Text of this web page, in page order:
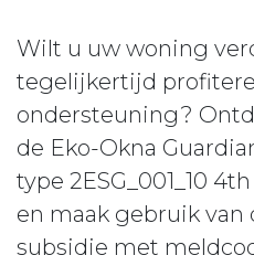
Wilt u uw woning
tegelijkertijd
ondersteuning?
de Eko-Okna
type 2ESG_001_10
en maak gebruik van
subsidie met